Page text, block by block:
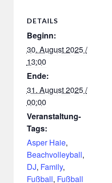
DETAILS
Beginn:
30. August 2025 /
13:00
Ende:
31. August 2025 /
00:00
Veranstaltung-
Tags:
Asper Haie,
Beachvolleyball,
DJ, Family,
Fußball, Fußball